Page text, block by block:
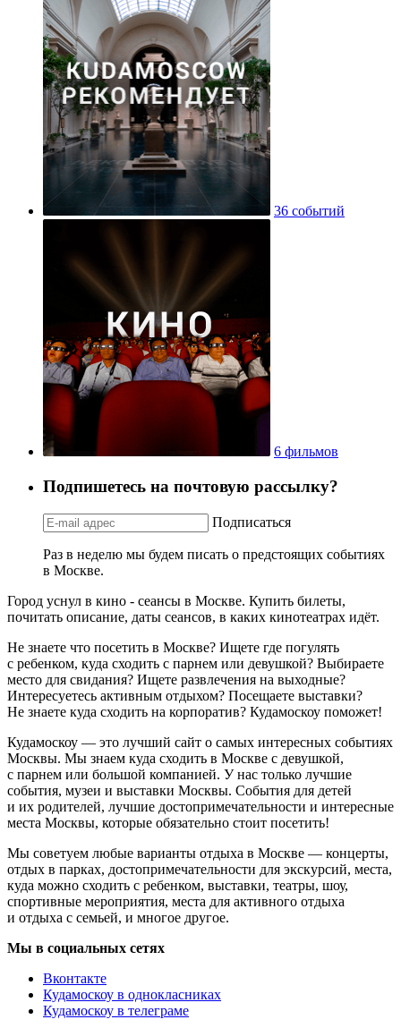
36 событий
6 фильмов
Подпишетесь на почтовую рассылку?
Подписаться
Раз в неделю мы будем писать о предстоящих событиях
в Москве.
Город уснул в кино - сеансы в Москве. Купить билеты,
почитать описание, даты сеансов, в каких кинотеатрах идёт.
Не знаете что посетить в Москве? Ищете где погулять
с ребенком, куда сходить с парнем или девушкой? Выбираете
место для свидания? Ищете развлечения на выходные?
Интересуетесь активным отдыхом? Посещаете выставки?
Не знаете куда сходить на корпоратив? Кудамоскоу поможет!
Кудамоскоу — это лучший сайт о самых интересных событиях
Москвы. Мы знаем куда сходить в Москве с девушкой,
с парнем или большой компанией. У нас только лучшие
события, музеи и выставки Москвы. События для детей
и их родителей, лучшие достопримечательности и интересные
места Москвы, которые обязательно стоит посетить!
Мы советуем любые варианты отдыха в Москве — концерты,
отдых в парках, достопримечательности для экскурсий, места,
куда можно сходить с ребенком, выставки, театры, шоу,
спортивные мероприятия, места для активного отдыха
и отдыха с семьей, и многое другое.
Мы в социальных сетях
Вконтакте
Кудамоскоу в однокласниках
Кудамоскоу в телеграме